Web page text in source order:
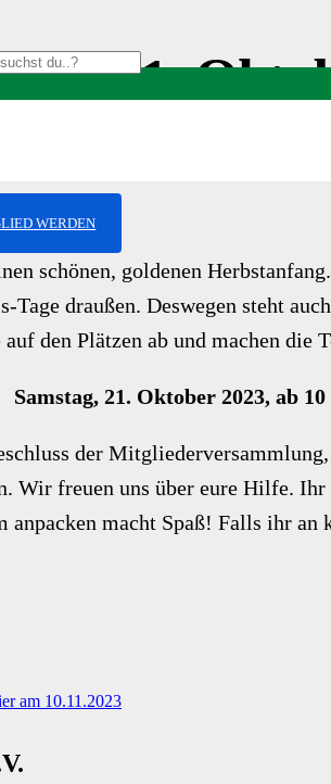
WERDEN
21.
schönen, goldenen
Tage draußen. Deswegen steht
den Plätzen ab und machen die
Samstag, 21. Oktober 2023, ab
der
Wir freuen uns über eure Hilfe.
anpacken macht Spaß! Falls ihr
am 10.11.2023